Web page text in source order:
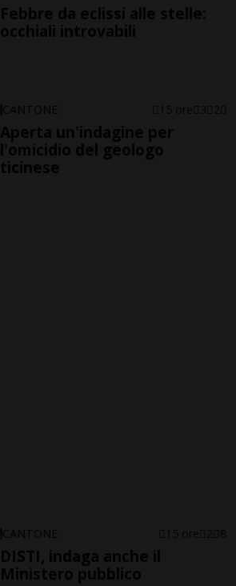
Febbre da eclissi alle stelle:
occhiali introvabili
CANTONE 15 ore 3 20
Aperta un'indagine per
l'omicidio del geologo
ticinese
CANTONE 15 ore 2 8
DISTI, indaga anche il
Ministero pubblico